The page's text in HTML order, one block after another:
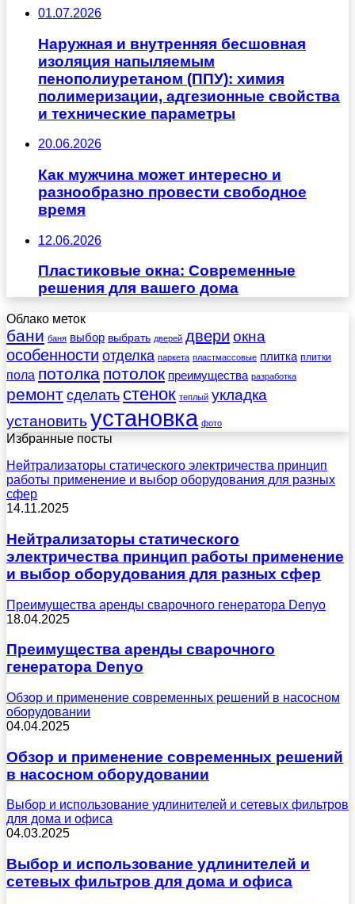
01.07.2026
Наружная и внутренняя бесшовная
изоляция напыляемым
пенополиуретаном (ППУ): химия
полимеризации, адгезионные свойства
и технические параметры
20.06.2026
Как мужчина может интересно и
разнообразно провести свободное
время
12.06.2026
Пластиковые окна: Современные
решения для вашего дома
Облако меток
бани баня выбор выбрать дверей двери окна
особенности отделка паркета пластмассовые плитка плитки
пола потолка потолок преимущества разработка
ремонт сделать стенок теплый укладка
установить установка фото
Избранные посты
Нейтрализаторы статического электричества принцип
работы применение и выбор оборудования для разных
сфер
14.11.2025
Нейтрализаторы статического
электричества принцип работы применение
и выбор оборудования для разных сфер
Преимущества аренды сварочного генератора Denyo
18.04.2025
Преимущества аренды сварочного
генератора Denyo
Обзор и применение современных решений в насосном
оборудовании
04.04.2025
Обзор и применение современных решений
в насосном оборудовании
Выбор и использование удлинителей и сетевых фильтров
для дома и офиса
04.03.2025
Выбор и использование удлинителей и
сетевых фильтров для дома и офиса